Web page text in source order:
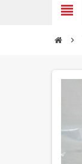
view_headline
chevron_right